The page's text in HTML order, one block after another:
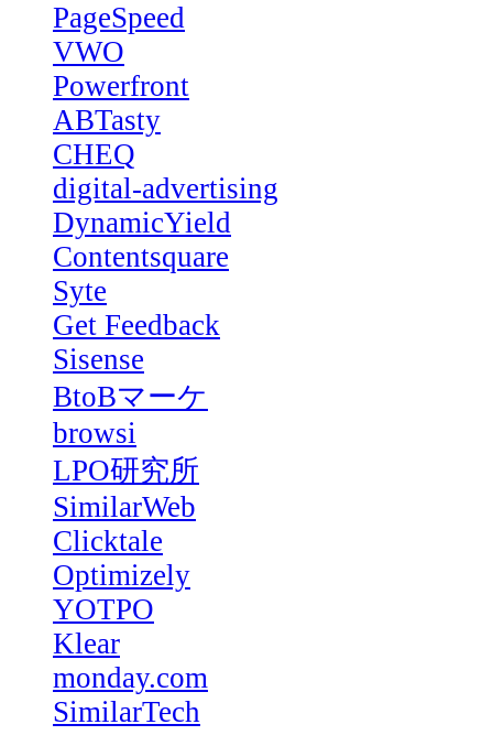
PageSpeed
VWO
Powerfront
ABTasty
CHEQ
digital-advertising
DynamicYield
Contentsquare
Syte
Get Feedback
Sisense
BtoBマーケ
browsi
LPO研究所
SimilarWeb
Clicktale
Optimizely
YOTPO
Klear
monday.com
SimilarTech